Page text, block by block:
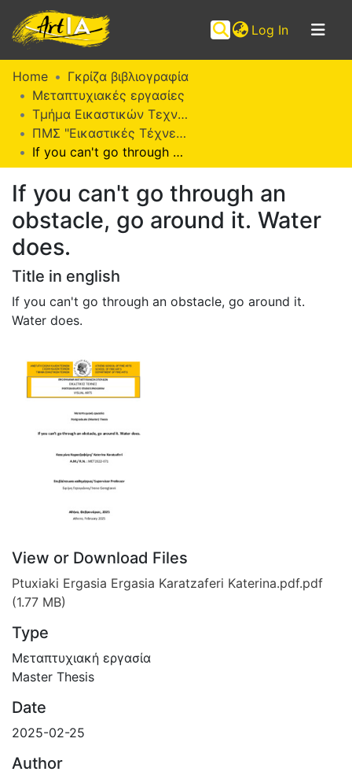
Log In (current)
Communities
Collections
Browse ArtIA
Statistics
Home
Γκρίζα βιβλιογραφία
Μεταπτυχιακές εργασίες
Τμήμα Εικαστικών Τεχνών
ΠΜΣ "Εικαστικές Τέχνες" (ΜΕΤ)
If you can't go through an obstacle, go around it. Water does.
If you can't go through an
obstacle, go around it. Water
does.
Title in english
If you can't go through an obstacle, go around it.
Water does.
View or Download Files
Ptuxiaki Ergasia Ergasia Karatzaferi Katerina.pdf.pdf
(1.77 MB)
Type
Μεταπτυχιακή εργασία
Master Thesis
Date
2025-02-25
Author